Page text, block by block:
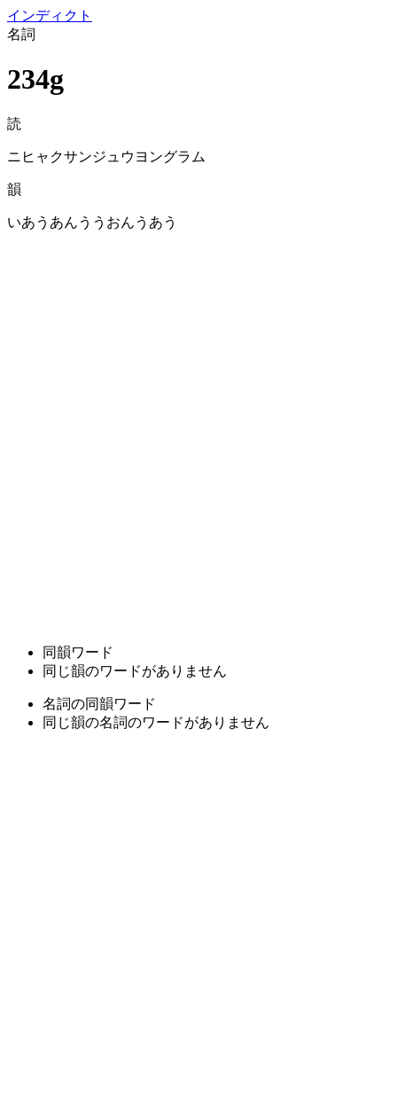
インディクト
名詞
234g
読
ニヒャクサンジュウヨングラム
韻
いあうあんううおんうあう
同韻ワード
同じ韻のワードがありません
名詞の同韻ワード
同じ韻の名詞のワードがありません